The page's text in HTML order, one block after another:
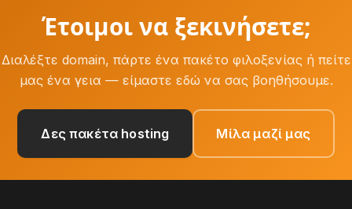
Έτοιμοι να ξεκινήσετε;
Διαλέξτε domain, πάρτε ένα πακέτο φιλοξενίας ή πείτε
μας ένα γεια — είμαστε εδώ να σας βοηθήσουμε.
Δες πακέτα hosting Μίλα μαζί μας